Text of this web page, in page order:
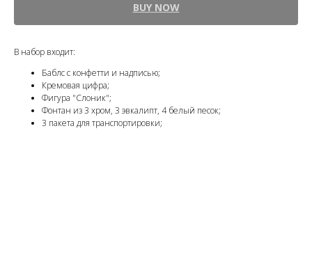
BUY NOW
В набор входит:
Баблс с конфетти и надписью;
Кремовая цифра;
Фигура "Слоник";
Фонтан из 3 хром, 3 эвкалипт, 4 белый песок;
3 пакета для транспортировки;